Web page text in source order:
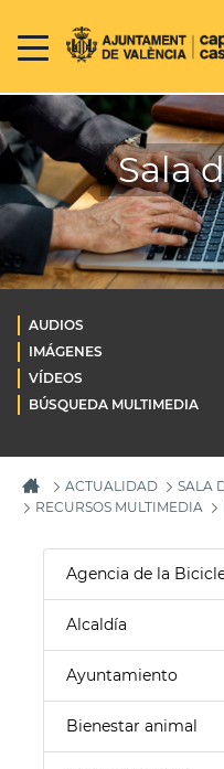
Sala
AUDIOS
IMÁGENES
VÍDEOS
BÚSQUEDA MULTIMEDIA
ACTUALIDAD
SALA
RECURSOS MULTIMEDIA
Agencia de la
Alcaldía
Ayuntamiento
Bienestar animal